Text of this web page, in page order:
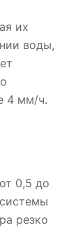
их
воды,
4 мм/ч.
0,5 до
резко